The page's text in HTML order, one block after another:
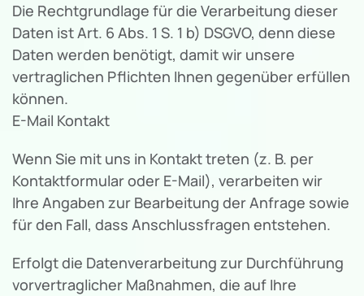
Die Rechtgrundlage für die Verarbeitung dieser
Daten ist Art. 6 Abs. 1 S. 1 b) DSGVO, denn diese
Daten werden benötigt, damit wir unsere
vertraglichen Pflichten Ihnen gegenüber erfüllen
können.
E-Mail Kontakt
Wenn Sie mit uns in Kontakt treten (z. B. per
Kontaktformular oder E-Mail), verarbeiten wir
Ihre Angaben zur Bearbeitung der Anfrage sowie
für den Fall, dass Anschlussfragen entstehen.
Erfolgt die Datenverarbeitung zur Durchführung
vorvertraglicher Maßnahmen, die auf Ihre